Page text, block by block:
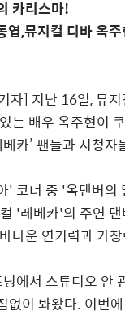
카리스마!
엽,뮤지컬 디바 옥
자] 지난 16일,뮤지
는 배우 옥주현이
카’ 팬들과 시청자
' 코너 중 '옥댄버의
'레베카'의 주연
다운 연기력과 가
에서 스튜디오 안
없이 봐왔다. 이번